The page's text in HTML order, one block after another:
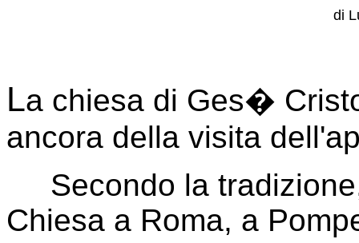
di
La chiesa di Ges�
ancora della visita
Secondo la
Chiesa a Roma, a